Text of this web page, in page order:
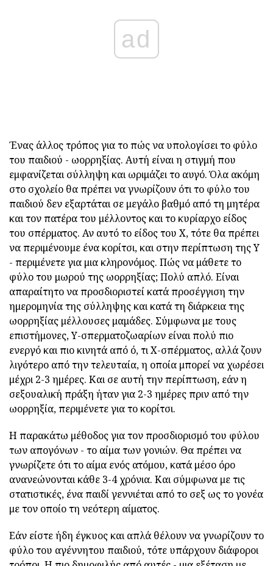
ad
Ένας άλλος τρόπος για το πώς να υπολογίσει το φύλο
του παιδιού - ωορρηξίας. Αυτή είναι η στιγμή που
εμφανίζεται σύλληψη και ωριμάζει το αυγό. Όλα ακόμη
στο σχολείο θα πρέπει να γνωρίζουν ότι το φύλο του
παιδιού δεν εξαρτάται σε μεγάλο βαθμό από τη μητέρα
και τον πατέρα του μέλλοντος και το κυρίαρχο είδος
του σπέρματος. Αν αυτό το είδος του Χ, τότε θα πρέπει
να περιμένουμε ένα κορίτσι, και στην περίπτωση της Υ
- περιμένετε για μια κληρονόμος. Πώς να μάθετε το
φύλο του μωρού της ωορρηξίας; Πολύ απλό. Είναι
απαραίτητο να προσδιοριστεί κατά προσέγγιση την
ημερομηνία της σύλληψης και κατά τη διάρκεια της
ωορρηξίας μέλλουσες μαμάδες. Σύμφωνα με τους
επιστήμονες, Υ-σπερματοζωαρίων είναι πολύ πιο
ενεργό και πιο κινητά από ό, τι Χ-σπέρματος, αλλά ζουν
λιγότερο από την τελευταία, η οποία μπορεί να χωρέσει
μέχρι 2-3 ημέρες. Και σε αυτή την περίπτωση, εάν η
σεξουαλική πράξη ήταν για 2-3 ημέρες πριν από την
ωορρηξία, περιμένετε για το κορίτσι.
Η παρακάτω μέθοδος για τον προσδιορισμό του φύλου
των απογόνων - το αίμα των γονιών. Θα πρέπει να
γνωρίζετε ότι το αίμα ενός ατόμου, κατά μέσο όρο
ανανεώνονται κάθε 3-4 χρόνια. Και σύμφωνα με τις
στατιστικές, ένα παιδί γεννιέται από το σεξ ως το γονέα
με τον οποίο τη νεότερη αίματος.
Εάν είστε ήδη έγκυος και απλά θέλουν να γνωρίζουν το
φύλο του αγέννητου παιδιού, τότε υπάρχουν διάφοροι